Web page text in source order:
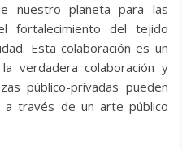
nuestro planeta para las
fortalecimiento del tejido
Esta colaboración es un
verdadera colaboración y
público-privadas pueden
a través de un arte público